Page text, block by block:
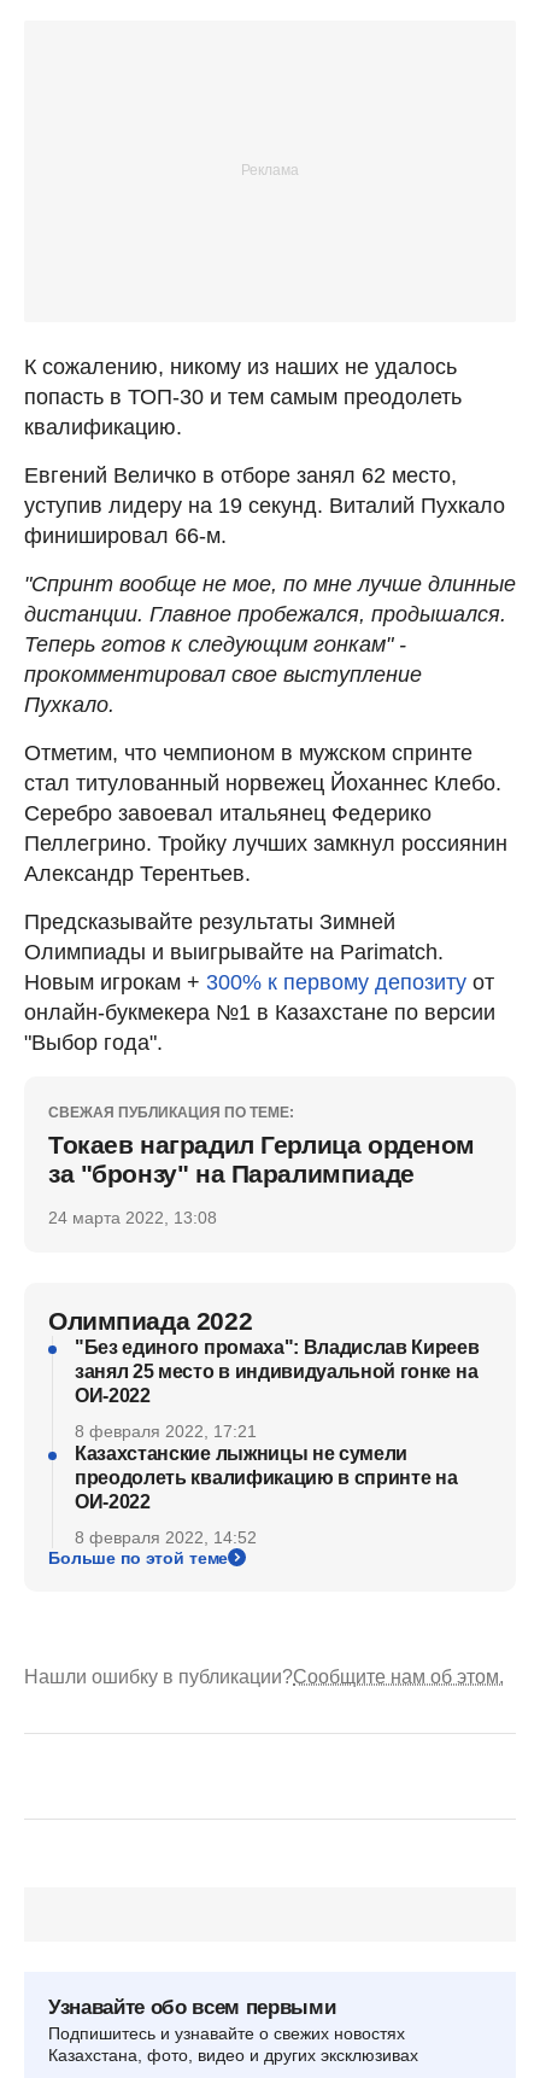
К сожалению, никому из наших не удалось
попасть в ТОП-30 и тем самым преодолеть
квалификацию.
Евгений Величко в отборе занял 62 место,
уступив лидеру на 19 секунд. Виталий Пухкало
финишировал 66-м.
"Спринт вообще не мое, по мне лучше длинные
дистанции. Главное пробежался, продышался.
Теперь готов к следующим гонкам" -
прокомментировал свое выступление
Пухкало.
Отметим, что чемпионом в мужском спринте
стал титулованный норвежец Йоханнес Клебо.
Серебро завоевал итальянец Федерико
Пеллегрино. Тройку лучших замкнул россиянин
Александр Терентьев.
Предсказывайте результаты Зимней
Олимпиады и выигрывайте на Parimatch.
Новым игрокам + 300% к первому депозиту от
онлайн-букмекера №1 в Казахстане по версии
"Выбор года".
СВЕЖАЯ ПУБЛИКАЦИЯ ПО ТЕМЕ:
Токаев наградил Герлица орденом
за "бронзу" на Паралимпиаде
24 марта 2022, 13:08
Олимпиада 2022
"Без единого промаха": Владислав Киреев
занял 25 место в индивидуальной гонке на
ОИ-2022
8 февраля 2022, 17:21
Казахстанские лыжницы не сумели
преодолеть квалификацию в спринте на
ОИ-2022
8 февраля 2022, 14:52
Больше по этой теме
Нашли ошибку в публикации?Сообщите нам об этом.
Узнавайте обо всем первыми
Подпишитесь и узнавайте о свежих новостях
Казахстана, фото, видео и других эксклюзивах